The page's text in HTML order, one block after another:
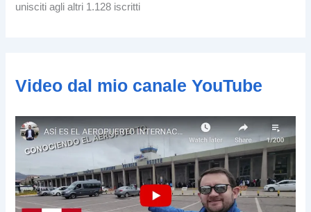
z
a
unisciti agli altri 1.128 iscritti
Video dal mio canale YouTube